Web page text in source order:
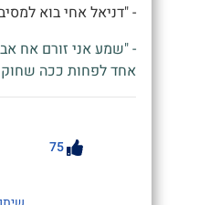
- "דניאל אחי בוא
- "שמע אני זורם אח
אחד לפחות ככה שחוק
75